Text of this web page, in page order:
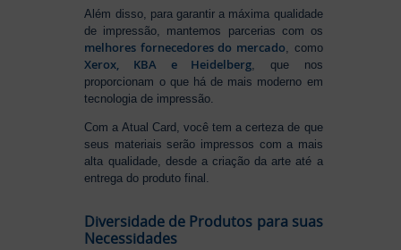
Além disso, para garantir a máxima qualidade
de impressão, mantemos parcerias com os
melhores fornecedores do mercado, como
Xerox, KBA e Heidelberg, que nos
proporcionam o que há de mais moderno em
tecnologia de impressão.
Com a Atual Card, você tem a certeza de que
seus materiais serão impressos com a mais
alta qualidade, desde a criação da arte até a
entrega do produto final.
Diversidade de Produtos para suas
Necessidades